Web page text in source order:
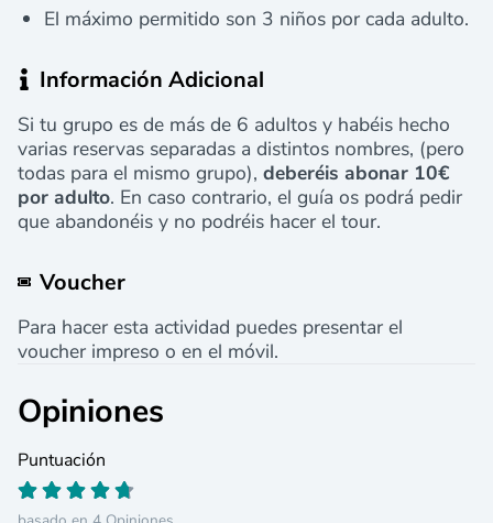
El máximo permitido son 3 niños por cada adulto.
Información Adicional
Si tu grupo es de más de 6 adultos y habéis hecho
varias reservas separadas a distintos nombres, (pero
todas para el mismo grupo), deberéis abonar 10€
por adulto. En caso contrario, el guía os podrá pedir
que abandonéis y no podréis hacer el tour.
Voucher
Para hacer esta actividad puedes presentar el
voucher impreso o en el móvil.
Opiniones
Puntuación